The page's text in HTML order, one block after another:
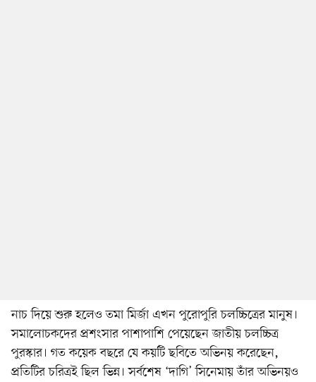
নাচ দিয়ে শুরু হলেও তমা মির্জা এখন পুরোপুরি চলচ্চিত্রের মানুষ।
সমালোচকদের প্রশংসার পাশাপাশি পেয়েছেন জাতীয় চলচ্চিত্র
পুরস্কার। গত কয়েক বছরে যে কয়টি ছবিতে অভিনয় করেছেন,
প্রতিটির চরিত্রই ছিল ভিন্ন। সর্বশেষ ‘দাগি’ সিনেমায় তাঁর অভিনয়ও